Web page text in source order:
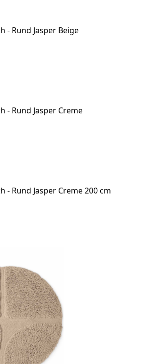
- Rund Jasper Beige
- Rund Jasper Creme
- Rund Jasper Creme 200 cm